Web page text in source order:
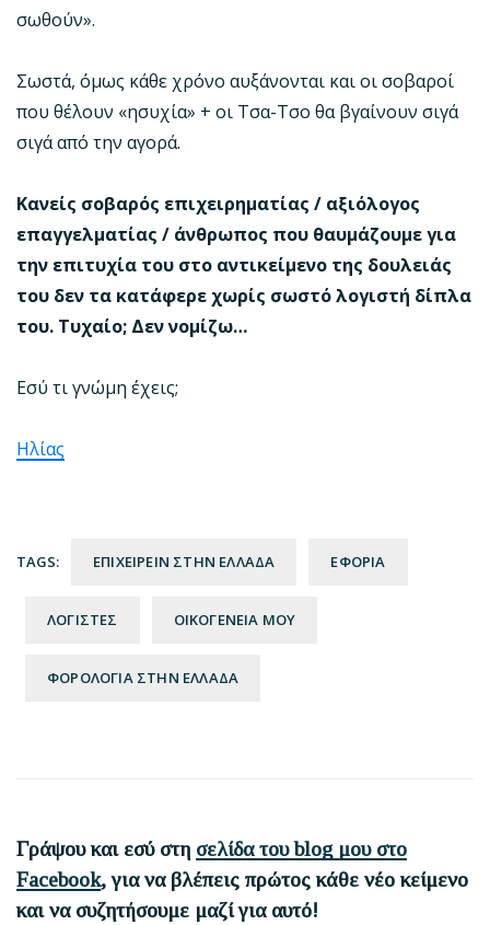
σωθούν».
Σωστά, όμως κάθε χρόνο αυξάνονται και οι σοβαροί
που θέλουν «ησυχία» + οι Τσα-Τσο θα βγαίνουν σιγά
σιγά από την αγορά.
Κανείς σοβαρός επιχειρηματίας / αξιόλογος
επαγγελματίας / άνθρωπος που θαυμάζουμε για
την επιτυχία του στο αντικείμενο της δουλειάς
του δεν τα κατάφερε χωρίς σωστό λογιστή δίπλα
του. Τυχαίο; Δεν νομίζω…
Εσύ τι γνώμη έχεις;
Ηλίας
TAGS: ΕΠΙΧΕΙΡΕΙΝ ΣΤΗΝ ΕΛΛΑΔΑ ΕΦΟΡΙΑ
ΛΟΓΙΣΤΕΣ ΟΙΚΟΓΕΝΕΙΑ ΜΟΥ
ΦΟΡΟΛΟΓΙΑ ΣΤΗΝ ΕΛΛΑΔΑ
Interactions
Γράψου και εσύ στη σελίδα του blog μου στο
Facebook, για να βλέπεις πρώτος κάθε νέο κείμενο
και να συζητήσουμε μαζί για αυτό!